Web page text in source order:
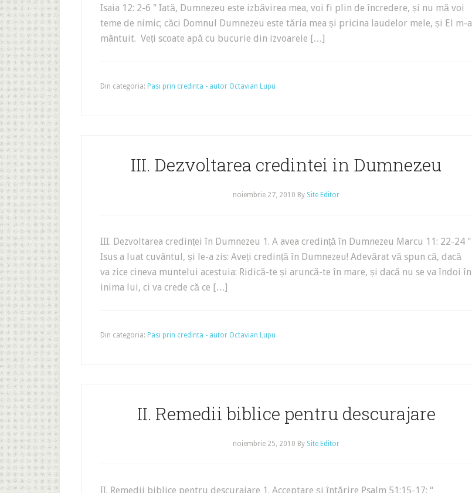
Isaia 12: 2-6 " Iată, Dumnezeu este izbăvirea mea, voi fi plin de încredere, și nu mă voi
teme de nimic; căci Domnul Dumnezeu este tăria mea și pricina laudelor mele, și El m-a
mântuit. Veți scoate apă cu bucurie din izvoarele […]
Din categoria: Pasi prin credinta - autor Octavian Lupu
III. Dezvoltarea credintei in Dumnezeu
noiembrie 27, 2010 By Site Editor
III. Dezvoltarea credinței în Dumnezeu 1. A avea credință în Dumnezeu Marcu 11: 22-24 "
Isus a luat cuvântul, și le-a zis: Aveți credință în Dumnezeu! Adevărat vă spun că, dacă
va zice cineva muntelui acestuia: Ridică-te și aruncă-te în mare, și dacă nu se va îndoi în
inima lui, ci va crede că ce […]
Din categoria: Pasi prin credinta - autor Octavian Lupu
II. Remedii biblice pentru descurajare
noiembrie 25, 2010 By Site Editor
II. Remedii biblice pentru descurajare 1. Acceptare și întărire Psalm 51:15-17: “